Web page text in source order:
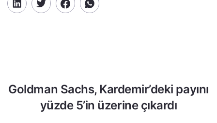
Goldman Sachs, Kardemir’deki payını
yüzde 5’in üzerine çıkardı